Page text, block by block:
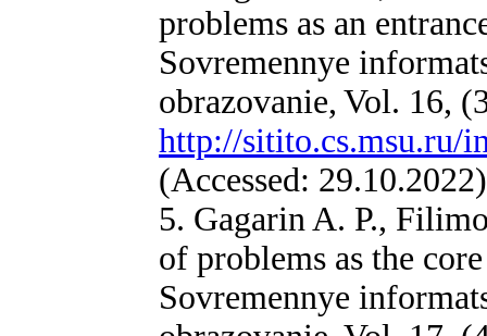
problems as an
Sovremennye
obrazovanie, Vol. 16,
http://sitito.cs.msu.ru/
(Accessed:
5. Gagarin A. P.,
of problems as the
Sovremennye